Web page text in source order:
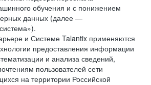
обучения и с понижением
данных (далее —
и Системе Talantix применяются
предоставления информации
и анализа сведений,
пользователей сети
на территории Российской